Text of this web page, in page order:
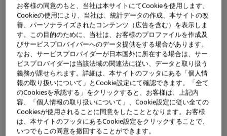
将来臨床遺伝子診断の主流となるSNPタイピングの新たな方法
を開発いたしました。
現在、国際的な連携のもと生活習慣病※4と呼ばれる心疾患、高
血圧、糖尿病などの病気と、遺伝子の関連性が明らかにされつ
つあります。これら生活習慣病は、多因子疾患とも呼ばれ、複
数の遺伝子の微妙な個人差（遺伝子多型）が、病気へのなりや
すさ（感受性）を左右していると考えられています。この感受
性遺伝子を絞り込む研究には、SNPタイピングという遺伝子多
型検出法が用いられています。このたび共同開発したSNPタイ
ピング法は、同時に数十から数百のSNPの型を一度の反応で決
お客様の同意のもと、当社は本サイトにてCookieを使用します。
Cookieの使用により、当社は、統計データの作成、本サイトの改
善、パーソナライズされたコンテンツ（広告を含む）を表示しま
す。この目的のために、当社は、お客様のプロファイルを作成及
びサービスプロバイバーへのデータ提供をする場合があります。
なお、サービスプロバイダーが日本国外に所在する場合は、サー
ビスプロバイダーは当該法域の関連法に従い、データと取り扱う
義務が課せられます。詳細は、本サイトのフッタにある「個人情
報の取り扱いについて」とCookie設定にて確認できます。「全て
のCookiesを承認する」をクリックすると、お客様は、上記内
容、「個人情報の取り扱いについて」、Cookie設定に従い全ての
Cookiesが使用されることに同意をしたこととなります。お客様
は、本サイトのフッタにあるCookie設定をクリックすることで、
いつでもこの同意を撤回することができます。